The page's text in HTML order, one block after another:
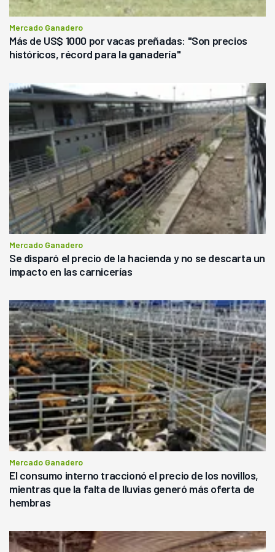
Mercado Ganadero
Más de US$ 1000 por vacas preñadas: "Son precios
históricos, récord para la ganadería"
Mercado Ganadero
Se disparó el precio de la hacienda y no se descarta un
impacto en las carnicerías
Mercado Ganadero
El consumo interno traccionó el precio de los novillos,
mientras que la falta de lluvias generó más oferta de
hembras